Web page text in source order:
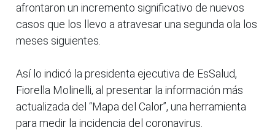
afrontaron un incremento significativo de nuevos
casos que los llevo a atravesar una segunda ola los
meses siguientes.
Así lo indicó la presidenta ejecutiva de EsSalud,
Fiorella Molinelli, al presentar la información más
actualizada del “Mapa del Calor”, una herramienta
para medir la incidencia del coronavirus.